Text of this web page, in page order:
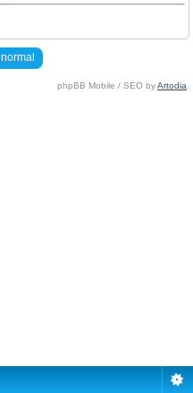
phpBB Mobile / SEO byArtodia